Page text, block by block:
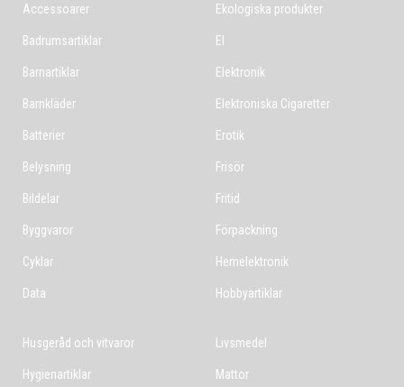
Accessoarer
Badrumsartiklar
Barnartiklar
Barnkläder
Batterier
Belysning
Bildelar
Byggvaror
Cyklar
Data
Ekologiska produkter
El
Elektronik
Elektroniska Cigaretter
Erotik
Frisör
Fritid
Förpackning
Hemelektronik
Hobbyartiklar
Husgeråd och vitvaror
Hygienartiklar
Livsmedel
Mattor